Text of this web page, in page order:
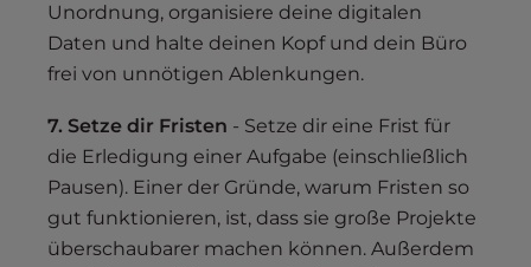
Unordnung, organisiere deine digitalen
Daten und halte deinen Kopf und dein Büro
frei von unnötigen Ablenkungen.
7. Setze dir Fristen - Setze dir eine Frist für
die Erledigung einer Aufgabe (einschließlich
Pausen). Einer der Gründe, warum Fristen so
gut funktionieren, ist, dass sie große Projekte
überschaubarer machen können. Außerdem